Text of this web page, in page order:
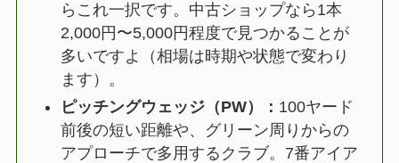
らこれ一択です。中古ショップなら1本
2,000円〜5,000円程度で見つかることが
多いですよ（相場は時期や状態で変わり
ます）。
ピッチングウェッジ（PW）： 100ヤード
前後の短い距離や、グリーン周りからの
アプローチで多用するクラブ。7番アイア